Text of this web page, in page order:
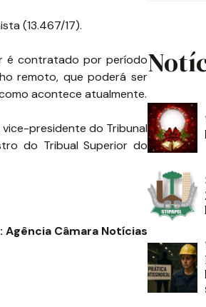
(13.467/17).
é contratado por período
remoto, que poderá ser
acontece atualmente.
vice-presidente do Tribunal
do Tribual Superior do
Agência Câmara Notícias